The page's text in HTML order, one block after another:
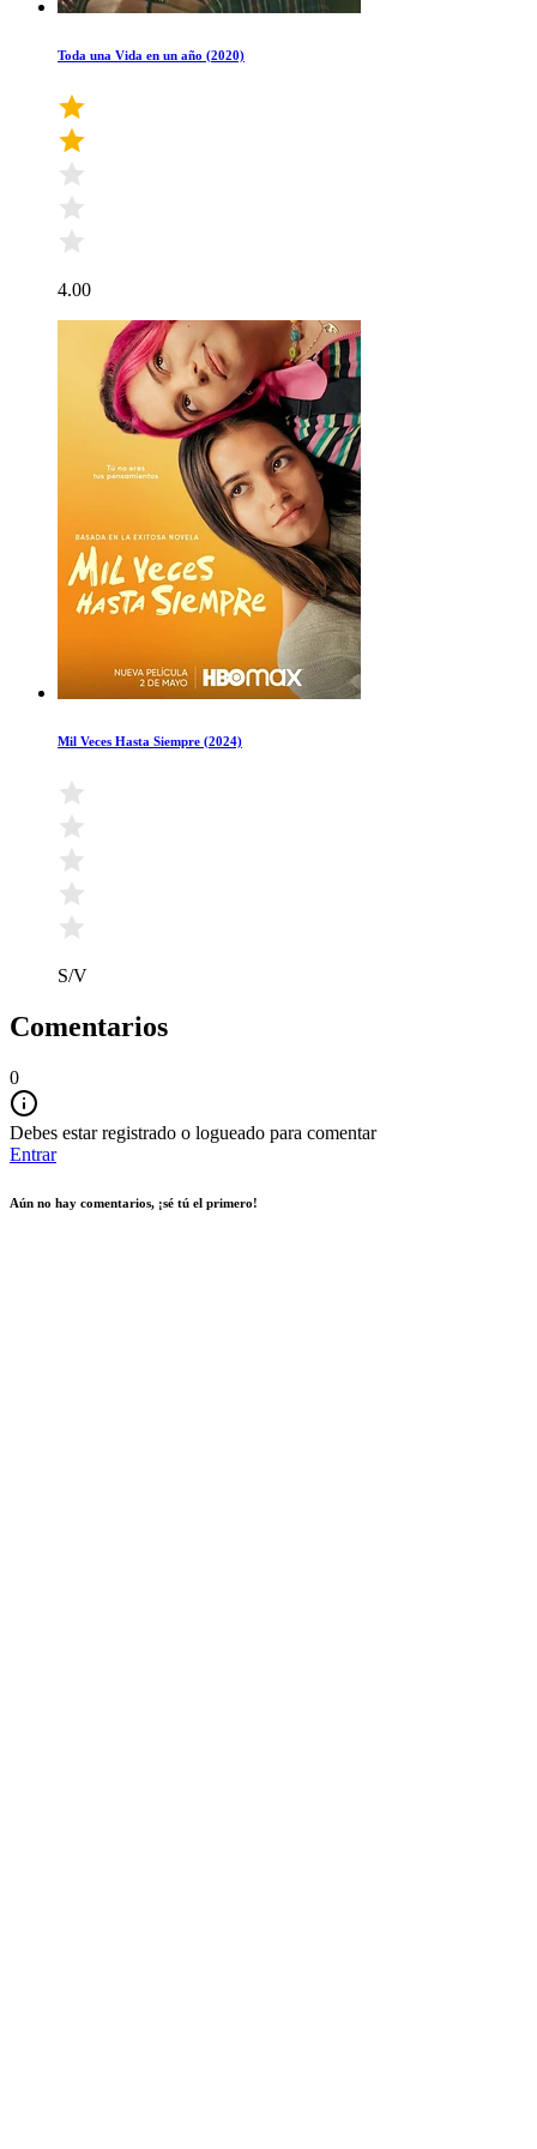
Toda una Vida en un año (2020)
4.00
Mil Veces Hasta Siempre (2024)
S/V
Comentarios
0
Debes estar registrado o logueado para comentar
Entrar
Aún no hay comentarios, ¡sé tú el primero!